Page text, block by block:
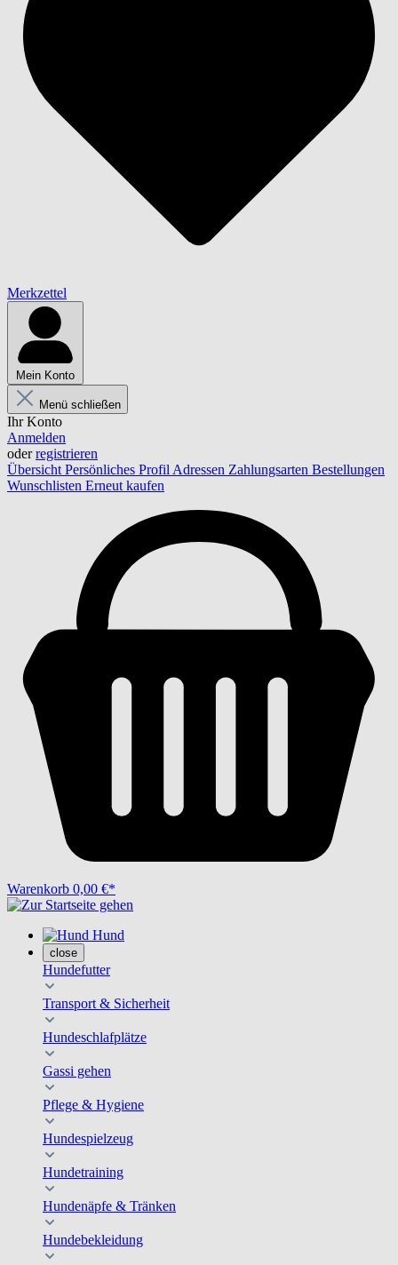
Merkzettel
Mein Konto
Menü schließen
Ihr Konto
Anmelden
oderregistrieren
Übersicht Persönliches Profil Adressen Zahlungsarten Bestellungen
Wunschlisten Erneut kaufen
Warenkorb 0,00 €*
Hund
close
Hundefutter
Transport & Sicherheit
Hundeschlafplätze
Gassi gehen
Pflege & Hygiene
Hundespielzeug
Hundetraining
Hundenäpfe & Tränken
Hundebekleidung